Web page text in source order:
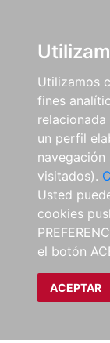
Utilizamos
fines
un perfil
visitados).
Usted
cookies
el botón
ACEPTAR